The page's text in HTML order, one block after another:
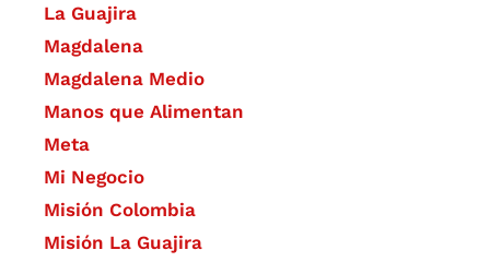
La Guajira
Magdalena
Magdalena Medio
Manos que Alimentan
Meta
Mi Negocio
Misión Colombia
Misión La Guajira